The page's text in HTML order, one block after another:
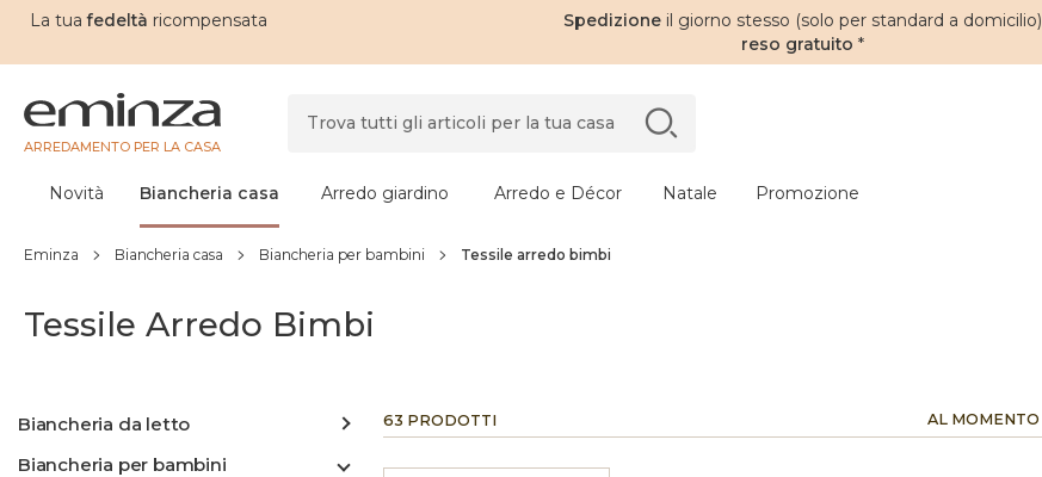
La tua fedeltà ricompensata Spedizione il giorno stesso (solo per standard a domicilio)
reso gratuito *
ARREDAMENTO PER LA CASA
Novità Biancheria casa Arredo giardino Arredo e Décor Natale Promozione
Eminza Biancheria casa Biancheria per bambini Tessile arredo bimbi
Tessile Arredo Bimbi
Biancheria da letto
Biancheria per bambini
63 PRODOTTI AL MOMENTO